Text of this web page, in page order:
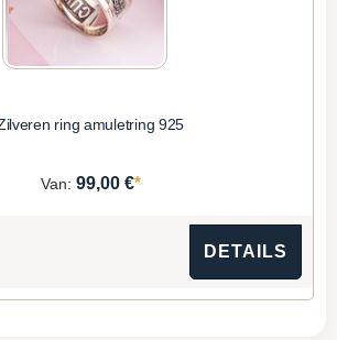
ring amuletring 925
Van: 99,00 €*
DETAILS